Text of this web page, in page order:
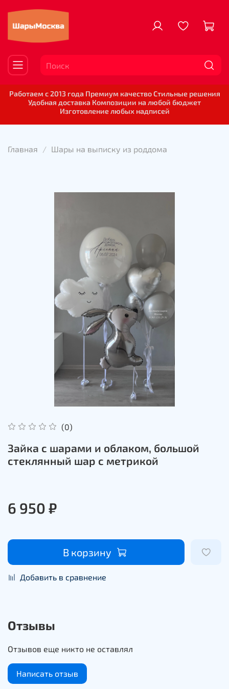
Работаем с 2013 года Премиум качество Стильные решения
Удобная доставка Композиции на любой бюджет
Изготовление любых надписей
Главная Шары на выписку из роддома
(0)
Зайка с шарами и облаком, большой
стеклянный шар с метрикой
6 950 ₽
В корзину
Добавить в сравнение
Отзывы
Отзывов еще никто не оставлял
Написать отзыв